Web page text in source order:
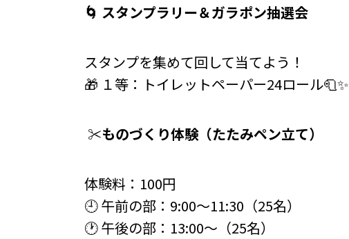
🌀 スタンプラリー＆ガラポン抽選会
スタンプを集めて回して当てよう！
🎁 １等：トイレットペーパー24ロール🧻✨
✂️ものづくり体験（たたみペン立て）
体験料：100円
🕘 午前の部：9:00～11:30（25名）
🕐 午後の部：13:00～（25名）